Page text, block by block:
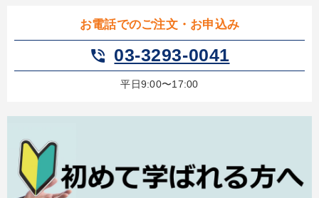
お電話でのご注文・お申込み
phone_in_talk 03-3293-0041
平日9:00〜17:00